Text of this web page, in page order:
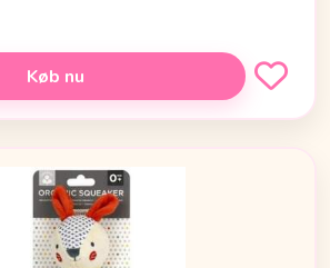
Køb nu